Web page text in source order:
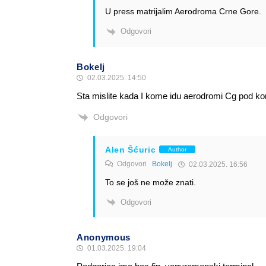
U press matrijalim Aerodroma Crne Gore.
Odgovori
Bokelj
02.03.2025. 14:50
Sta mislite kada I kome idu aerodromi Cg pod
Odgovori
Alen Šćuric Author
Odgovori Bokelj 02.03.2025. 16:56
To se još ne može znati.
Odgovori
Anonymous
01.03.2025. 19:04